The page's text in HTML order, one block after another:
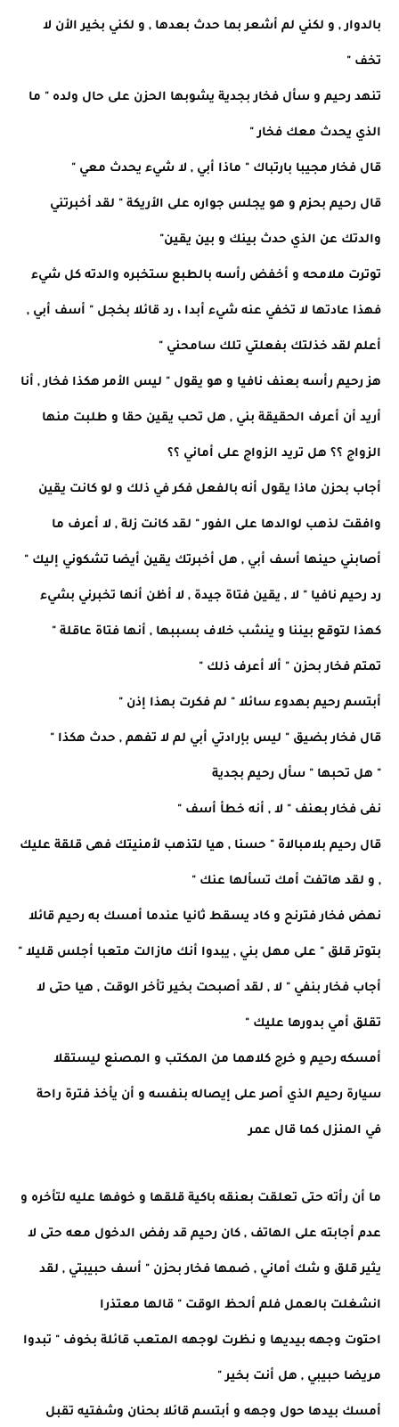
بالدوار , و لكني لم أشعر بما حدث بعدها , و لكني بخير الأن لا
تخف "
تنهد رحيم و سأل فخار بجدية يشوبها الحزن على حال ولده " ما
الذي يحدث معك فخار "
قال فخار مجيبا بارتباك " ماذا أبي , لا شيء يحدث معي "
قال رحيم بحزم و هو يجلس جواره على الأريكة " لقد أخبرتني
والدتك عن الذي حدث بينك و بين يقين"
توترت ملامحه و أخفض رأسه بالطبع ستخبره والدته كل شيء
فهذا عادتها لا تخفي عنه شيء أبدا ، رد قائلا بخجل " أسف أبي ,
أعلم لقد خذلتك بفعلتي تلك سامحني "
هز رحيم رأسه بعنف نافيا و هو يقول " ليس الأمر هكذا فخار , أنا
أريد أن أعرف الحقيقة بني , هل تحب يقين حقا و طلبت منها
الزواج ؟؟ هل تريد الزواج على أماني ؟؟
أجاب بحزن ماذا يقول أنه بالفعل فكر في ذلك و لو كانت يقين
وافقت لذهب لوالدها على الفور " لقد كانت زلة , لا أعرف ما
أصابني حينها أسف أبي , هل أخبرتك يقين أيضا تشكوني إليك "
رد رحيم نافيا " لا , يقين فتاة جيدة , لا أظن أنها تخبرني بشيء
كهذا لتوقع بيننا و ينشب خلاف بسببها , أنها فتاة عاقلة "
تمتم فخار بحزن " ألا أعرف ذلك "
أبتسم رحيم بهدوء سائلا " لم فكرت بهذا إذن "
قال فخار بضيق " ليس بإرادتي أبي لم لا تفهم , حدث هكذا "
" هل تحبها " سأل رحيم بجدية
نفى فخار بعنف " لا , أنه خطأ أسف "
قال رحيم بلامبالاة " حسنا , هيا لتذهب لأمنيتك فهى قلقة عليك
, و لقد هاتفت أمك تسألها عنك "
نهض فخار فترنح و كاد يسقط ثانيا عندما أمسك به رحيم قائلا
بتوتر قلق " على مهل بني , يبدوا أنك مازالت متعبا أجلس قليلا "
أجاب فخار بنفي " لا , لقد أصبحت بخير تأخر الوقت , هيا حتى لا
تقلق أمي بدورها عليك "
أمسكه رحيم و خرج كلاهما من المكتب و المصنع ليستقلا
سيارة رحيم الذي أصر على إيصاله بنفسه و أن يأخذ فترة راحة
في المنزل كما قال عمر
ما أن رأته حتى تعلقت بعنقه باكية قلقها و خوفها عليه لتأخره و
عدم أجابته على الهاتف , كان رحيم قد رفض الدخول معه حتى لا
يثير قلق و شك أماني , ضمها فخار بحزن " أسف حبيبتي , لقد
انشغلت بالعمل فلم ألحظ الوقت " قالها معتذرا
احتوت وجهه بيديها و نظرت لوجهه المتعب قائلة بخوف " تبدوا
مريضا حبيبي , هل أنت بخير "
أمسك بيدها حول وجهه و أبتسم قائلا بحنان وشفتيه تقبل